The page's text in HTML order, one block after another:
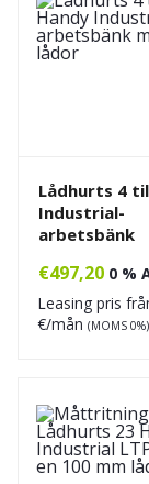
Lådhurts 4
Industrial-
arbetsbänk
€497,20 0 %
Leasing pris
€/mån (MOMS 0%)